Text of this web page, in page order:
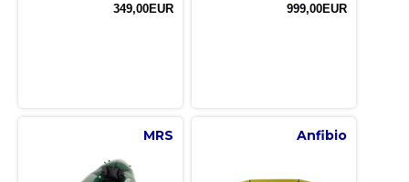
349,00EUR 999,00EUR
MRS Anfibio